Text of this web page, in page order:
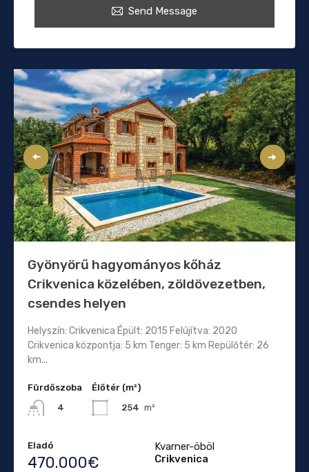
Send Message
Gyönyörű hagyományos kőház
Crikvenica közelében, zöldövezetben,
csendes helyen
Helyszín: Crikvenica Épült: 2015 Felújítva: 2020
Crikvenica központja: 5 km Tenger: 5 km Repülőtér: 26
km...
Fürdőszoba
4
Élőtér (m²)
254 m²
Eladó
470.000€
Kvarner-öböl
Crikvenica